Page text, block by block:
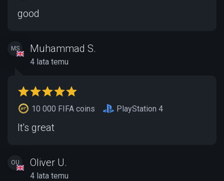
good
MS Muhammad S.
4 lata temu
10 000 FIFA coins PlayStation 4
It's great
OU Oliver U.
4 lata temu